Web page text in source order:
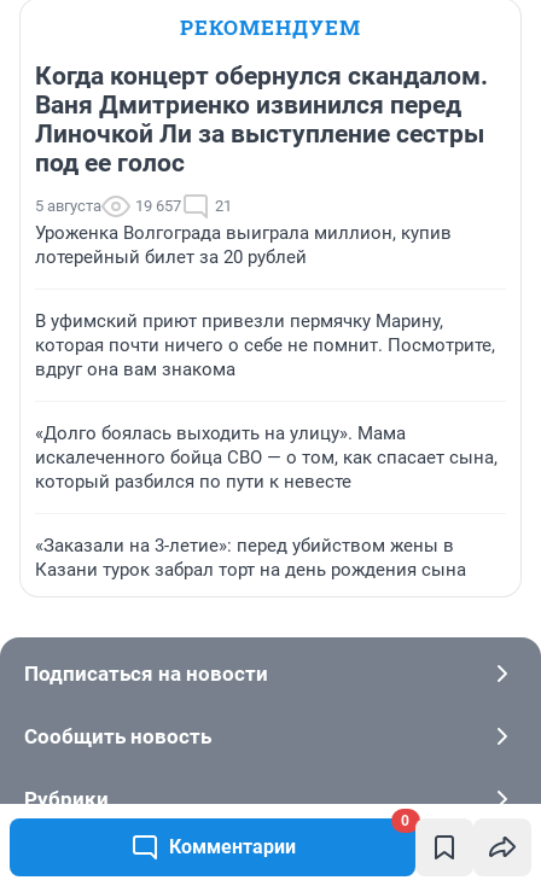
Комментарии
0
РЕКОМЕНДУЕМ
Когда концерт обернулся скандалом.
Ваня Дмитриенко извинился перед
Линочкой Ли за выступление сестры
под ее голос
5 августа 19 657 21
Уроженка Волгограда выиграла миллион, купив
лотерейный билет за 20 рублей
В уфимский приют привезли пермячку Марину,
которая почти ничего о себе не помнит. Посмотрите,
вдруг она вам знакома
«Долго боялась выходить на улицу». Мама
искалеченного бойца СВО — о том, как спасает сына,
который разбился по пути к невесте
«Заказали на 3-летие»: перед убийством жены в
Казани турок забрал торт на день рождения сына
Подписаться на новости
Сообщить новость
Рубрики
Реклама на сайте